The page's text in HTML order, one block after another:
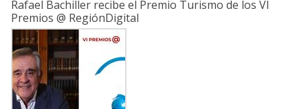
Rafael Bachiller recibe el Premio Turismo de los VI
Premios @ RegiónDigital